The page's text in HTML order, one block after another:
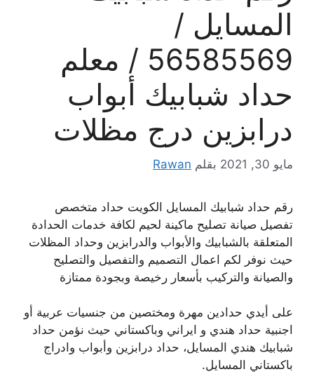
المسايل /
56585569 / معلم
حداد شبابيك أبواب
درابزين درج مظلات
مايو 30, 2021 بقلم Rawan
رقم حداد شبابيك المسايل الكويت حداد متخصص
تفصيل صيانة تصليح ماكينة لحيم لكافة خدمات الحدادة
المتعلقة بالشبابيك والأبواب والدرابزين وحداد المظلات
حيث نوفر لكم اعمال التصميم والتفصيل والتصليح
والصيانة والتركيب بأسعار رخيصة وبجودة ممتازة
على أيدي حدادين مهرة ومختصين من جنسيات عربية أو
اجنبية حداد هندي و ايراني وباكستاني حيث نؤمن حداد
شبابيك هندي المسايل، حداد درابزين وأبواب وادراج
باكستاني المسايل.